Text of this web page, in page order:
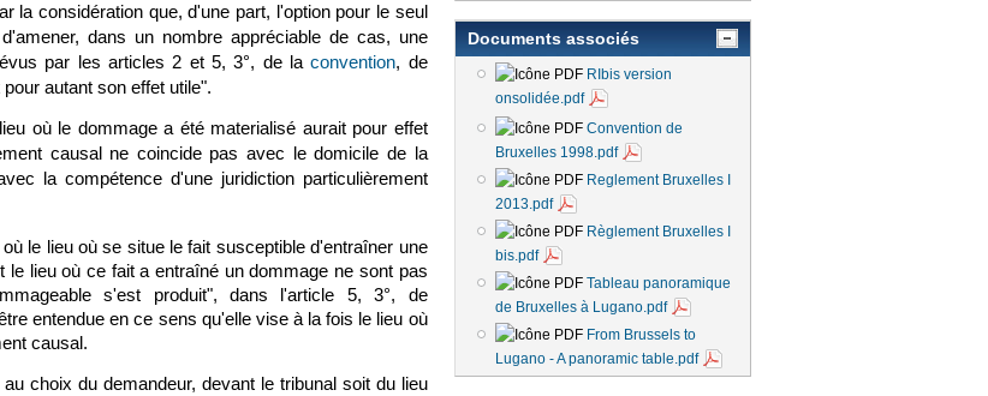
la considération que, d'une part, l'option pour le seul
dans un nombre appréciable de cas, une
par les articles 2 et 5, 3°, de laconvention(le lien est externe)
, de
autant son effet utile".
où le dommage a été materialisé aurait pour effet
causal ne coincide pas avec le domicile de la
la compétence d'une juridiction particulièrement
le lieu où se situe le fait susceptible d'entraîner une
le lieu où ce fait a entraîné un dommage ne sont pas
s'est produit", dans l'article 5, 3°, de
externe)
entendue en ce sens qu'elle vise à la fois le lieu où
causal.
choix du demandeur, devant le tribunal soit du lieu
Documents associés
RIbis version
onsolidée.pdf
Convention de
Bruxelles 1998.pdf
Reglement Bruxelles I
2013.pdf
Règlement Bruxelles I
bis.pdf
Tableau panoramique
de Bruxelles à Lugano.pdf
From Brussels to
Lugano - A panoramic table.pdf